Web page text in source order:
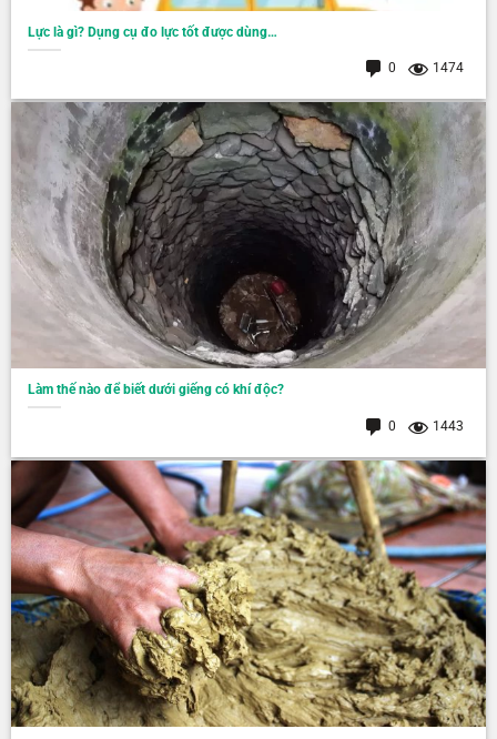
Lực là gì? Dụng cụ đo lực tốt được dùng…
0 1474
Làm thế nào để biết dưới giếng có khí độc?
0 1443